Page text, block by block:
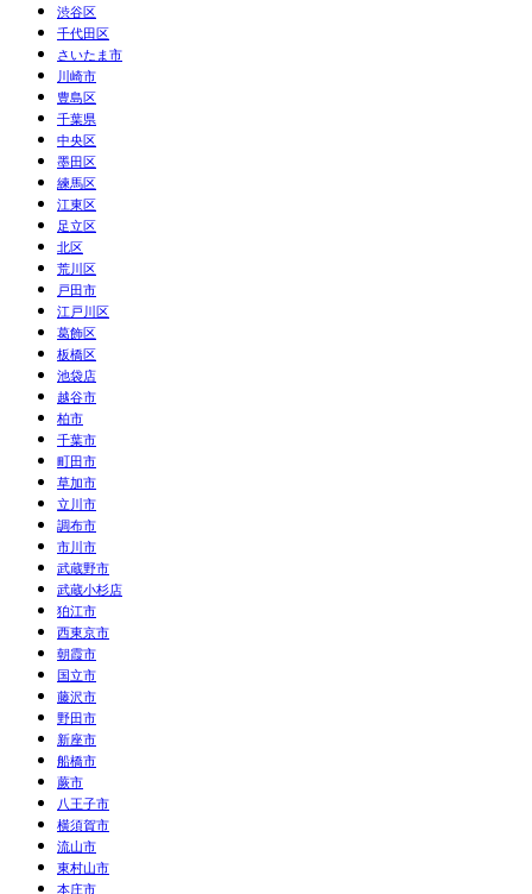
渋谷区
千代田区
さいたま市
川崎市
豊島区
千葉県
中央区
墨田区
練馬区
江東区
足立区
北区
荒川区
戸田市
江戸川区
葛飾区
板橋区
池袋店
越谷市
柏市
千葉市
町田市
草加市
立川市
調布市
市川市
武蔵野市
武蔵小杉店
狛江市
西東京市
朝霞市
国立市
藤沢市
野田市
新座市
船橋市
蕨市
八王子市
横須賀市
流山市
東村山市
本庄市